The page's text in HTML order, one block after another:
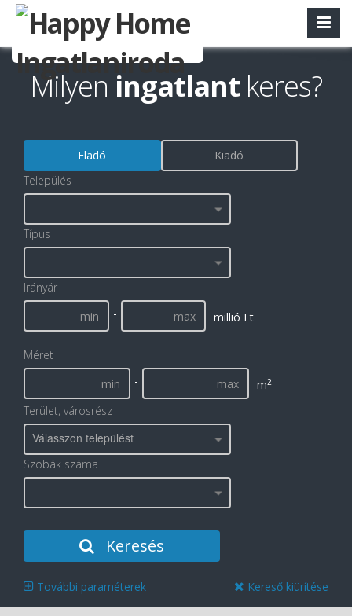
Milyen ingatlant keres?
Eladó
Kiadó
Település
Típus
Irányár
-
millió Ft
Méret
-
m2
Terület, városrész
Válasszon települést
Szobák száma
Keresés
További paraméterek Kereső kiürítése